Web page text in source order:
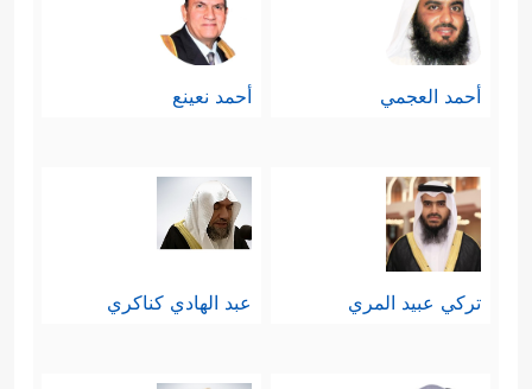
أحمد العجمي أحمد نعينع
تركي عبيد المري عبد الهادي كناكري